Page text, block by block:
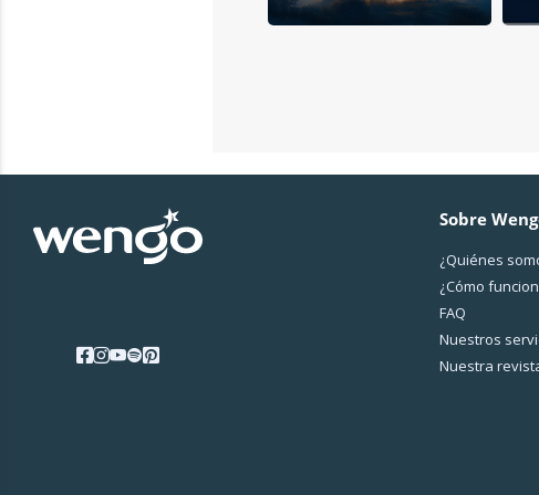
Sobre
¿Quiénes
¿Cо́mo
FAQ
Nuestros
Nuestra